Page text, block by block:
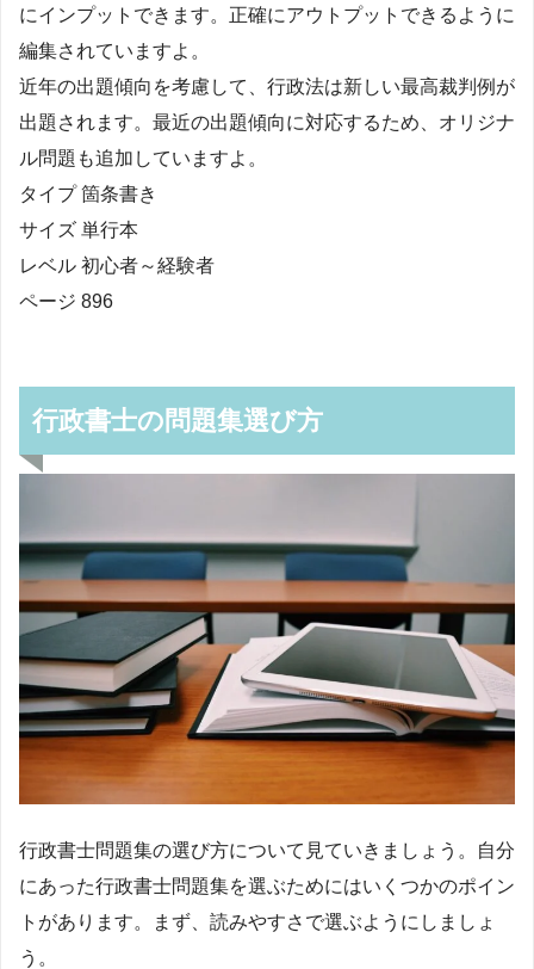
にインプットできます。正確にアウトプットできるように
編集されていますよ。
近年の出題傾向を考慮して、行政法は新しい最高裁判例が
出題されます。最近の出題傾向に対応するため、オリジナ
ル問題も追加していますよ。
タイプ 箇条書き
サイズ 単行本
レベル 初心者～経験者
ページ 896
行政書士の問題集選び方
行政書士問題集の選び方について見ていきましょう。自分
にあった行政書士問題集を選ぶためにはいくつかのポイン
トがあります。まず、読みやすさで選ぶようにしましょ
う。